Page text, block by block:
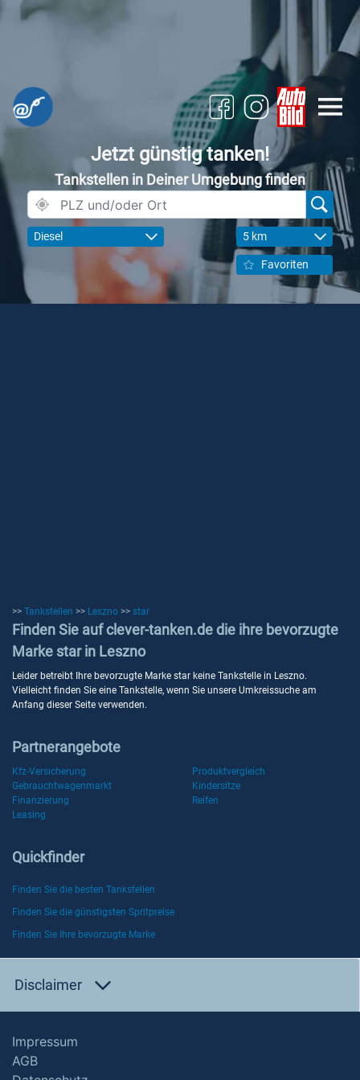
Jetzt günstig tanken!
Tankstellen in Deiner Umgebung finden
Diesel 5 km
Favoriten
>> Tankstellen >> Leszno >> star
Finden Sie auf clever-tanken.de die ihre bevorzugte
Marke star in Leszno
Leider betreibt Ihre bevorzugte Marke star keine Tankstelle in Leszno.
Vielleicht finden Sie eine Tankstelle, wenn Sie unsere Umkreissuche am
Anfang dieser Seite verwenden.
Partnerangebote
Kfz-Versicherung
Produktvergleich
Gebrauchtwagenmarkt
Kindersitze
Finanzierung
Reifen
Leasing
Quickfinder
Finden Sie die besten Tankstellen
Finden Sie die günstigsten Spritpreise
Finden Sie Ihre bevorzugte Marke
Disclaimer
Impressum
AGB